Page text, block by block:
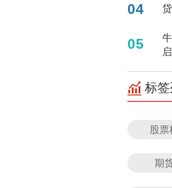
04
05
标
股票
期